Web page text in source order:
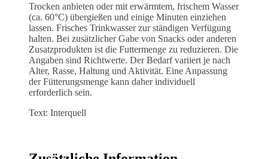
Trocken anbieten oder mit erwärmtem, frischem Wasser
(ca. 60°C) übergießen und einige Minuten einziehen
lassen. Frisches Trinkwasser zur ständigen Verfügung
halten. Bei zusätzlicher Gabe von Snacks oder anderen
Zusatzprodukten ist die Futtermenge zu reduzieren. Die
Angaben sind Richtwerte. Der Bedarf variiert je nach
Alter, Rasse, Haltung und Aktivität. Eine Anpassung
der Fütterungsmenge kann daher individuell
erforderlich sein.
Text: Interquell